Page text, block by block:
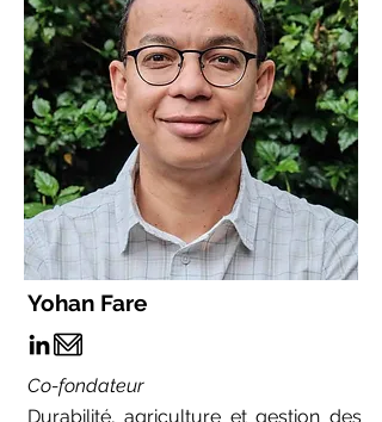
Yohan Fare
Co-fondateur
Durabilité, agriculture et gestion des